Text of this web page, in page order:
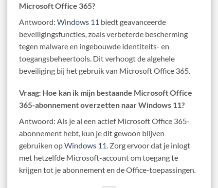
Microsoft Office 365?
Antwoord: Windows 11 biedt geavanceerde
beveiligingsfuncties, zoals verbeterde bescherming
tegen malware en ingebouwde identiteits- en
toegangsbeheertools. Dit verhoogt de algehele
beveiliging bij het gebruik van Microsoft Office 365.
Vraag: Hoe kan ik mijn bestaande Microsoft Office
365-abonnement overzetten naar Windows 11?
Antwoord: Als je al een actief Microsoft Office 365-
abonnement hebt, kun je dit gewoon blijven
gebruiken opWindows 11. Zorg ervoor dat je inlogt
met hetzelfde Microsoft-account om toegang te
krijgen tot je abonnement en de Office-toepassingen.